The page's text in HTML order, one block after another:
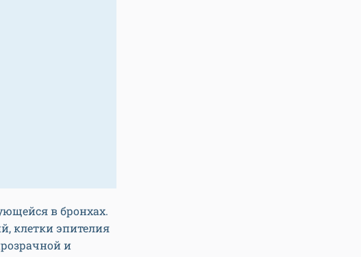
в бронхах.
клетки эпителия
и